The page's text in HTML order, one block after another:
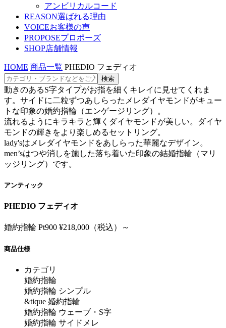
アンビリカルコード
REASON選ばれる理由
VOICEお客様の声
PROPOSEプロポーズ
SHOP店舗情報
HOME 商品一覧 PHEDIO フェディオ
動きのあるS字タイプがお指を細くキレイに見せてくれま
す。サイドに二粒ずつあしらったメレダイヤモンドがキュー
トな印象の婚約指輪（エンゲージリング）。
流れるようにキラキラと輝くダイヤモンドが美しい。ダイヤ
モンドの輝きをより楽しめるセットリング。
lady'sはメレダイヤモンドをあしらった華麗なデザイン。
men’sはつや消しを施した落ち着いた印象の結婚指輪（マリ
ッジリング）です。
アンティック
PHEDIO フェディオ
婚約指輪 Pt900 ¥218,000（税込）～
商品仕様
カテゴリ
婚約指輪
婚約指輪 シンプル
&tique 婚約指輪
婚約指輪 ウェーブ・S字
婚約指輪 サイドメレ